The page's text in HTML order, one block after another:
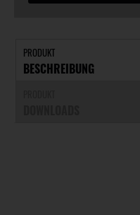
PRODUKT
BESCHREIBUNG